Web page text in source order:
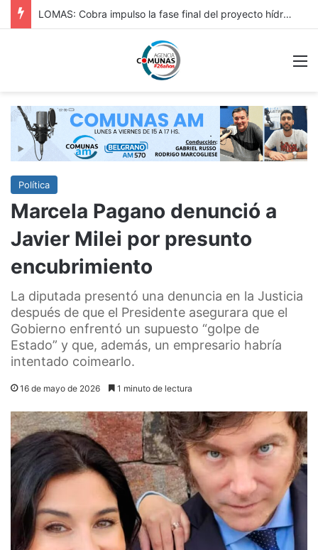
HURLINGAM: IMPORTANTE: REPAVIMENTACIÓN DE VERGARA Y OBRA HIDRÁULICA EN ORIGONE
Política
Marcela Pagano denunció a
Javier Milei por presunto
encubrimiento
La diputada presentó una denuncia en la Justicia
después de que el Presidente asegurara que el
Gobierno enfrentó un supuesto “golpe de
Estado” y que, además, un empresario habría
intentado coimearlo.
16 de mayo de 2026 1 minuto de lectura